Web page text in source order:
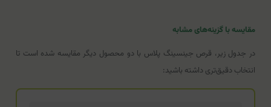
مقایسه با گزینه‌های مشابه
در جدول زیر، قرص جینسینگ پلاس با دو محصول دیگر مقایسه شده است تا
انتخاب دقیق‌تری داشته باشید: